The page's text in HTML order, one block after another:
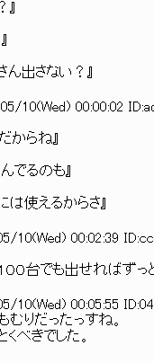
出さない？』
10(Wed) 00:00:02
からね』
るのも』
使えるからさ』
10(Wed) 00:02:39
０台でも出せればずっ
10(Wed) 00:05:55
りだったっすね。
べきでした。